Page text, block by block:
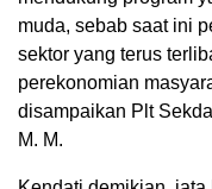
muda, sebab saat ini
sektor yang terus
perekonomian
disampaikan Plt
M. M.